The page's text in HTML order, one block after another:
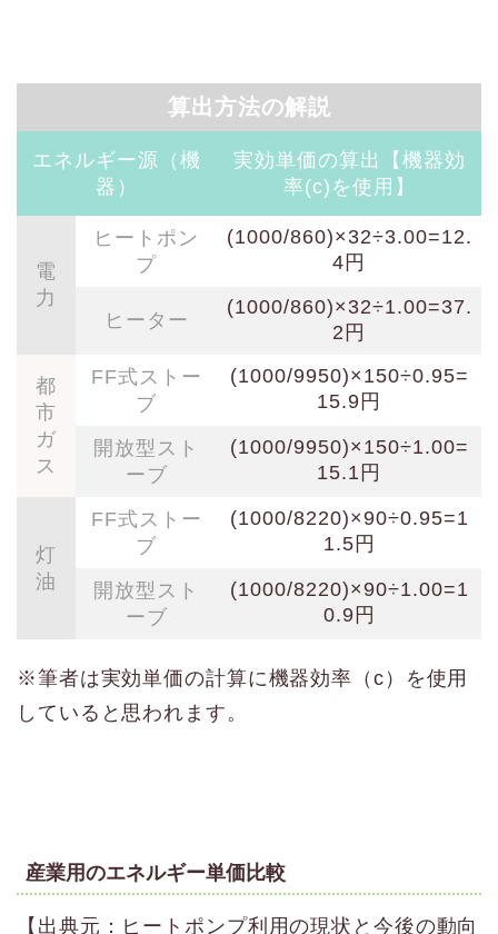
算出方法の解説
エネルギー源（機
器）
実効単価の算出【機器効
率(c)を使用】
電
力
ヒートポン
プ
(1000/860)×32÷3.00=12.
4円
ヒーター
(1000/860)×32÷1.00=37.
2円
都
市
ガ
ス
FF式ストー
ブ
(1000/9950)×150÷0.95=
15.9円
開放型スト
ーブ
(1000/9950)×150÷1.00=
15.1円
灯
油
FF式ストー
ブ
(1000/8220)×90÷0.95=1
1.5円
開放型スト
ーブ
(1000/8220)×90÷1.00=1
0.9円
※筆者は実効単価の計算に機器効率（c）を使用
していると思われます。
産業用のエネルギー単価比較
【出典元：ヒートポンプ利用の現状と今後の動向